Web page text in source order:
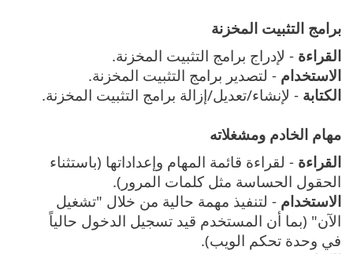
برامج التثبيت المخزنة
القراءة - لإدراج برامج التثبيت المخزنة.
الاستخدام - لتصدير برامج التثبيت المخزنة.
الكتابة - لإنشاء/تعديل/إزالة برامج التثبيت المخزنة.
مهام الخادم ومشغلاته
القراءة - لقراءة قائمة المهام وإعداداتها (باستثناء
الحقول الحساسة مثل كلمات المرور).
الاستخدام - لتنفيذ مهمة حالية من خلال "تشغيل
الآن" (بما أن المستخدم قيد تسجيل الدخول حالياً
في وحدة تحكم الويب).